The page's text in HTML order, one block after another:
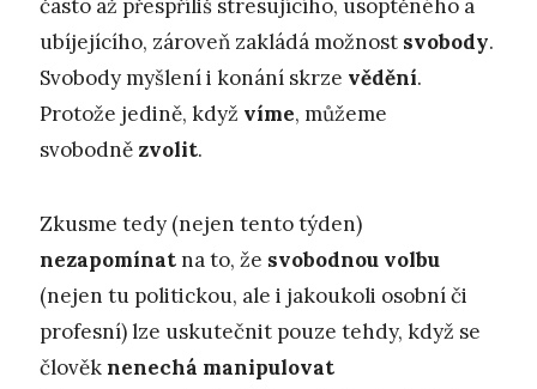
často až přespříliš stresujícího, usoptěného a
ubíjejícího, zároveň zakládá možnost svobody.
Svobody myšlení i konání skrze vědění.
Protože jedině, když víme, můžeme
svobodně zvolit.
Zkusme tedy (nejen tento týden)
nezapomínatna to, že svobodnou volbu
(nejen tu politickou, ale i jakoukoli osobní či
profesní) lze uskutečnit pouze tehdy, když se
člověknenechá manipulovat